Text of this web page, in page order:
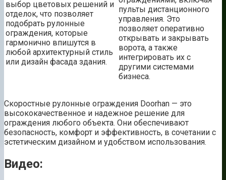
выбор цветовых решений и
отделок, что позволяет
подобрать рулонные
ограждения, которые
гармонично впишутся в
любой архитектурный стиль
или дизайн фасада здания.
пульты дистанционного
управления. Это
позволяет оперативно
открывать и закрывать
ворота, а также
интегрировать их с
другими системами
бизнеса.
Скоростные рулонные ограждения Doorhan — это
высококачественное и надежное решение для
ограждения любого объекта. Они обеспечивают
безопасность, комфорт и эффективность, в сочетании с
эстетическим дизайном и удобством использования.
Видео: